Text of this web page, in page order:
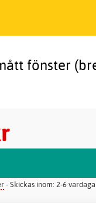
fönster
- Skickas inom: 2-6